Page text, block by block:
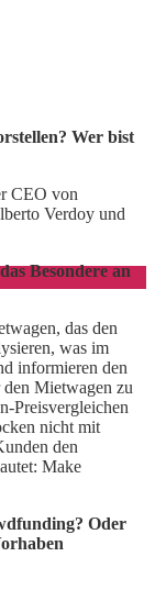
Wer bist
CEO von
Verdoy und
Besondere an
das den
was im
informieren den
Mietwagen zu
Preisvergleichen
nicht mit
den
Make
Oder